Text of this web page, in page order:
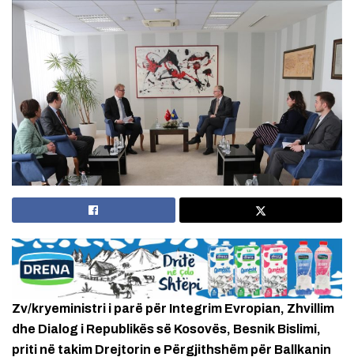
Zv/kryeministri i parë për Integrim Evropian, Zhvillim
dhe Dialog i Republikës së Kosovës, Besnik Bislimi,
priti në takim Drejtorin e Përgjithshëm për Ballkanin